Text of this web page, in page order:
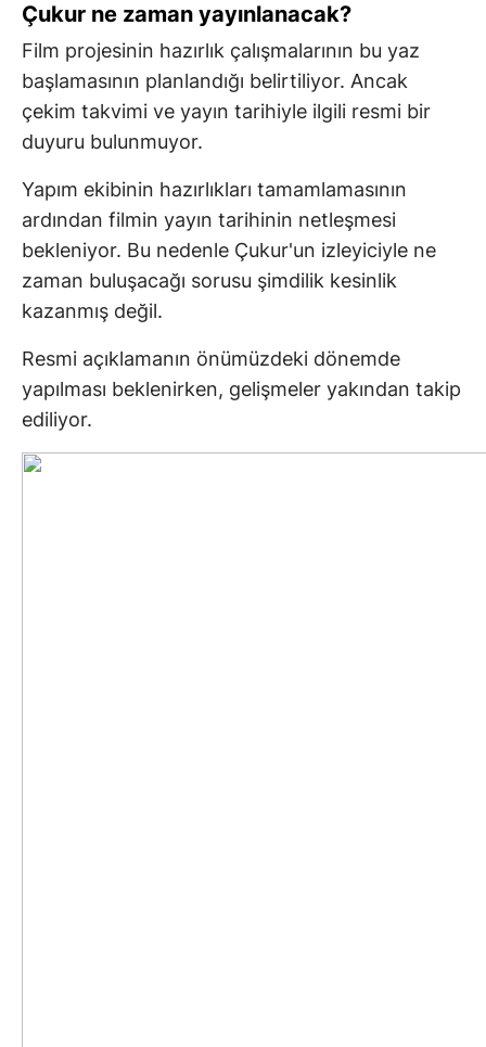
Çukur ne zaman yayınlanacak?
Film projesinin hazırlık çalışmalarının bu yaz
başlamasının planlandığı belirtiliyor. Ancak
çekim takvimi ve yayın tarihiyle ilgili resmi bir
duyuru bulunmuyor.
Yapım ekibinin hazırlıkları tamamlamasının
ardından filmin yayın tarihinin netleşmesi
bekleniyor. Bu nedenle Çukur'un izleyiciyle ne
zaman buluşacağı sorusu şimdilik kesinlik
kazanmış değil.
Resmi açıklamanın önümüzdeki dönemde
yapılması beklenirken, gelişmeler yakından takip
ediliyor.